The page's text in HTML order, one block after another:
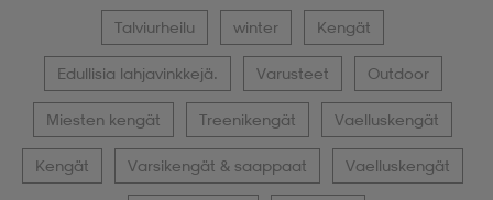
Talviurheilu winter Kengät
Edullisia lahjavinkkejä. Varusteet Outdoor
Miesten kengät Treenikengät Vaelluskengät
Kengät Varsikengät & saappaat Vaelluskengät